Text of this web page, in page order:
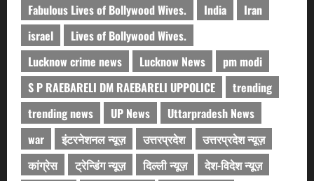
Fabulous Lives of Bollywood Wives.
India
Iran
israel
Lives of Bollywood Wives.
Lucknow crime news
Lucknow News
pm modi
S P RAEBARELI DM RAEBARELI UPPOLICE
trending
trending news
UP News
Uttarpradesh News
war
इंटरनेशनल न्यूज़ उत्तरप्रदेश
उत्तरप्रदेश न्यूज़
कांग्रेस
ट्रेन्डिंग न्यूज़ दिल्ली न्यूज़
देश-विदेश न्यूज़